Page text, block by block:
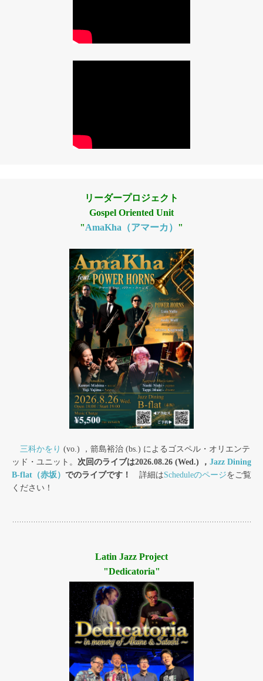
リーダープロジェクト
Gospel Oriented Unit
"AmaKha（アマーカ） "
三科かをり (vo.) ，箭島裕治 (bs.) によるゴスペル・オリエンテ
ッド・ユニット。 次回のライブは2026.08.26 (Wed.) ， Jazz Dining
B-flat（赤坂） でのライブです！ 詳細はScheduleのページをご覧
ください！
Latin Jazz Project
"Dedicatoria"